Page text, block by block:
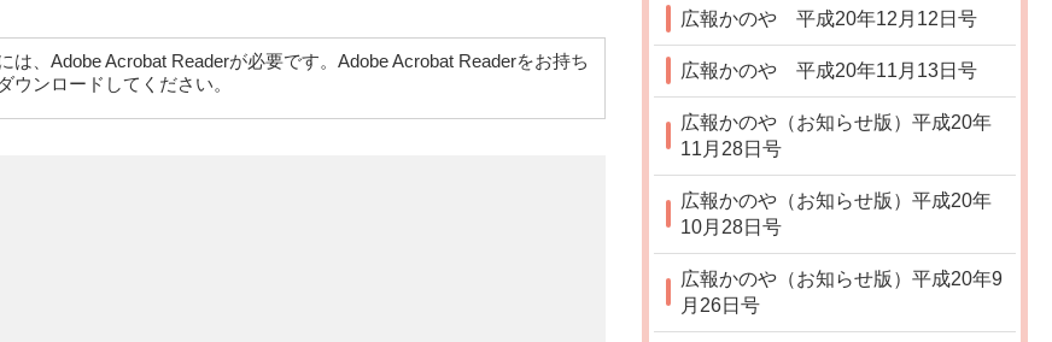
、Adobe Acrobat Readerが必要です。Adobe Acrobat Readerをお持ち
ウンロードしてください。
広報かのや 平成20年12月12日号
広報かのや 平成20年11月13日号
広報かのや（お知らせ版）平成20年
11月28日号
広報かのや（お知らせ版）平成20年
10月28日号
広報かのや（お知らせ版）平成20年9
月26日号